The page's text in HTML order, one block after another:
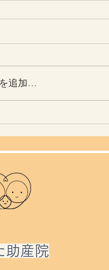
死刑について
追加…
助産院